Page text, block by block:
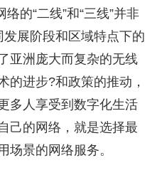
的“二线”和“三线”并非
展阶段和区域特点下的
亚洲庞大而复杂的无线
的进步?和政策的推动，
多人享受到数字化生活
己的网络，就是选择最
场景的网络服务。